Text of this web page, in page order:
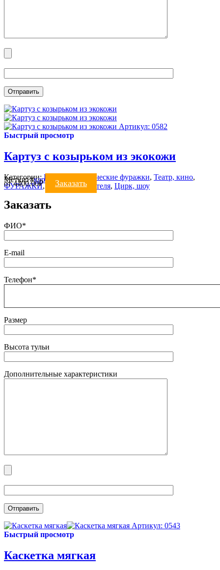
Артикул: 0582
Быстрый просмотр
Картуз с козырьком из экокожи
Категории: Военно-исторические фуражки, Театр, кино,
ФУРАЖКИ, Фуражки водителя, Цирк, шоу
Метки:#картуз
от4400.00₽ Заказать
Заказать
ФИО*
E-mail
Телефон*
Размер
Высота тульи
Дополнительные характеристики
Артикул: 0543
Быстрый просмотр
Каскетка мягкая